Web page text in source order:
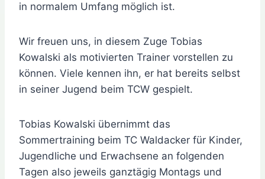
in normalem Umfang möglich ist.
Wir freuen uns, in diesem Zuge Tobias
Kowalski als motivierten Trainer vorstellen zu
können. Viele kennen ihn, er hat bereits selbst
in seiner Jugend beim TCW gespielt.
Tobias Kowalski übernimmt das
Sommertraining beim TC Waldacker für Kinder,
Jugendliche und Erwachsene an folgenden
Tagen also jeweils ganztägig Montags und